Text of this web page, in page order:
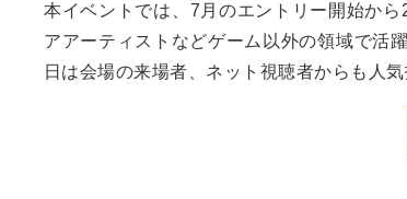
本イベントでは、7月のエントリー開始か
アアーティストなどゲーム以外の領域で活
日は会場の来場者、ネット視聴者からも人